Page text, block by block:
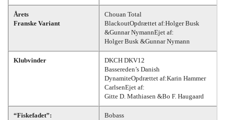
Årets
Franske Variant
Chouan Total
BlackoutOpdrættet af:Holger Busk
&Gunnar NymannEjet af:
Holger Busk &Gunnar Nymann
Klubvinder
DKCH DKV12
Bassereden’s Danish
DynamiteOpdrættet af:Karin Hammer
CarlsenEjet af:
Gitte D. Mathiasen &Bo F. Haugaard
“Fiskefadet”:
Bobass